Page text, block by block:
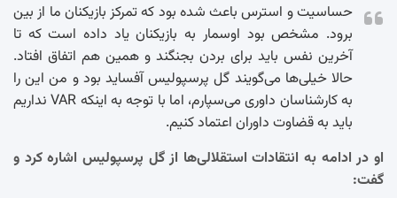
حساسیت و استرس باعث شده بود که تمرکز بازیکنان ما از بین
برود. مشخص بود اوسمار به بازیکنان یاد داده است که تا
آخرین نفس باید برای بردن بجنگند و همین هم اتفاق افتاد.
حالا خیلی‌ها می‌گویند گل پرسپولیس آفساید بود و من این را
به کارشناسان داوری می‌سپارم، اما با توجه به اینکه VAR نداریم
باید به قضاوت داوران اعتماد کنیم.
او در ادامه به انتقادات استقلالی‌ها از گل پرسپولیس اشاره کرد و
گفت: